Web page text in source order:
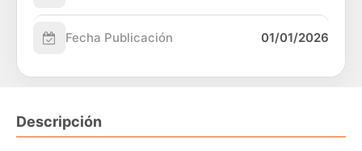
Fecha Publicación 01/01/2026
Descripción